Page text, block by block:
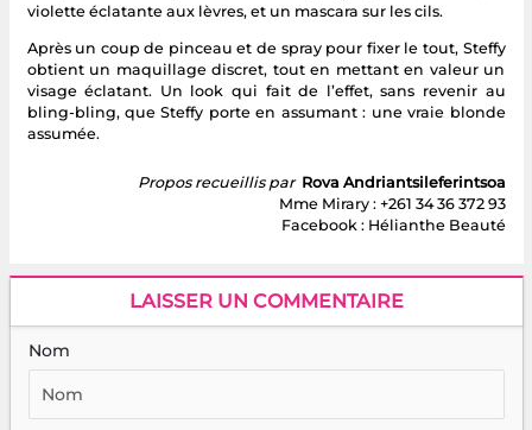
violette éclatante aux lèvres, et un mascara sur les cils.
Après un coup de pinceau et de spray pour fixer le tout, Steffy
obtient un maquillage discret, tout en mettant en valeur un
visage éclatant. Un look qui fait de l’effet, sans revenir au
bling-bling, que Steffy porte en assumant : une vraie blonde
assumée.
Propos recueillis par Rova Andriantsileferintsoa
Mme Mirary : +261 34 36 372 93
Facebook : Hélianthe Beauté
LAISSER UN COMMENTAIRE
Nom